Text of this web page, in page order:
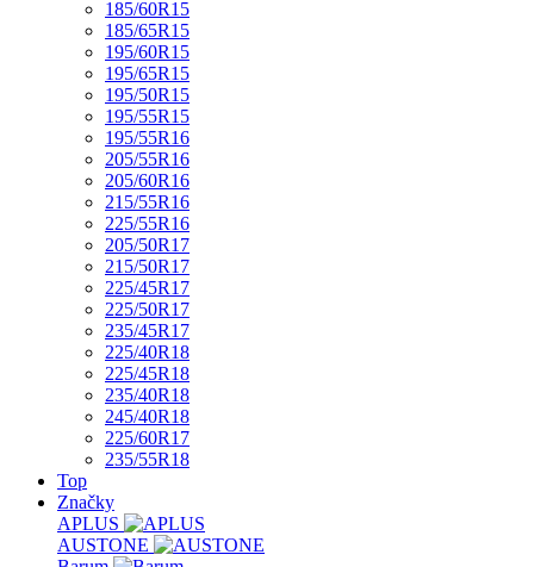
185/60R15
185/65R15
195/60R15
195/65R15
195/50R15
195/55R15
195/55R16
205/55R16
205/60R16
215/55R16
225/55R16
205/50R17
215/50R17
225/45R17
225/50R17
235/45R17
225/40R18
225/45R18
235/40R18
245/40R18
225/60R17
235/55R18
Top
Značky
APLUS
AUSTONE